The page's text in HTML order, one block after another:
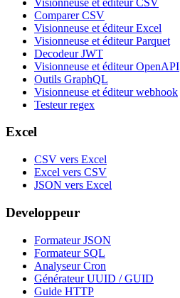
Comparer CSV
Visionneuse et éditeur Excel
Visionneuse et éditeur Parquet
Decodeur JWT
Visionneuse et éditeur OpenAPI
Outils GraphQL
Visionneuse et éditeur webhook
Testeur regex
Excel
CSV vers Excel
Excel vers CSV
JSON vers Excel
Developpeur
Formateur JSON
Formateur SQL
Analyseur Cron
Générateur UUID / GUID
Guide HTTP